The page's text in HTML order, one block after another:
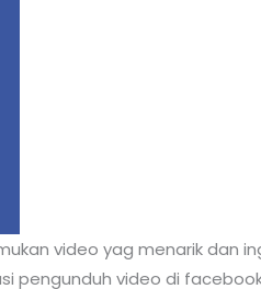
video yag menarik dan
pengunduh video di